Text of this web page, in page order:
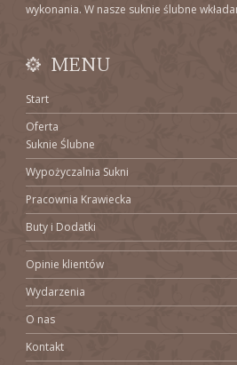
wykonania. W nasze suknie ślubne
MENU
Start
Oferta
Suknie Ślubne
Wypożyczalnia Sukni
Pracownia Krawiecka
Buty i Dodatki
Opinie klientów
Wydarzenia
O nas
Kontakt